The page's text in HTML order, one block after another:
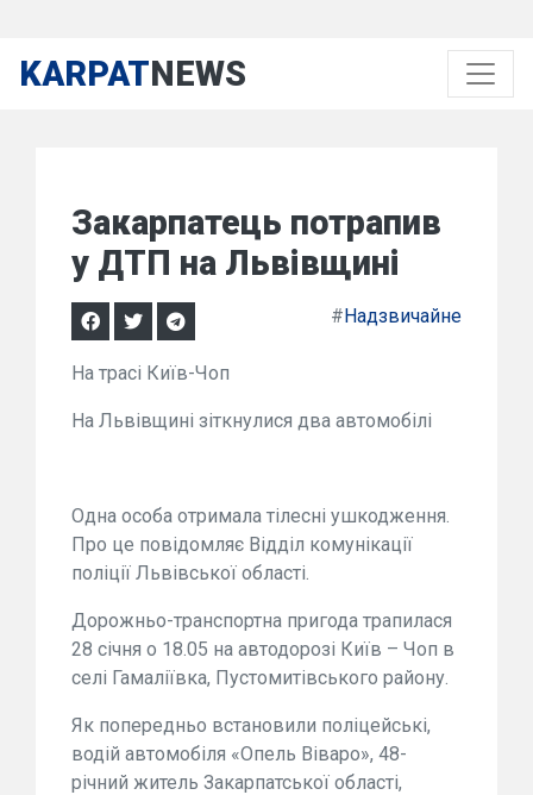
KARPATNEWS
Закарпатець потрапив
у ДТП на Львівщині
#Надзвичайне
На трасі Київ-Чоп
На Львівщині зіткнулися два автомобілі
Одна особа отримала тілесні ушкодження.
Про це повідомляє Відділ комунікації
поліції Львівської області.
Дорожньо-транспортна пригода трапилася
28 січня о 18.05 на автодорозі Київ – Чоп в
селі Гамаліївка, Пустомитівського району.
Як попередньо встановили поліцейські,
водій автомобіля «Опель Віваро», 48-
річний житель Закарпатської області,